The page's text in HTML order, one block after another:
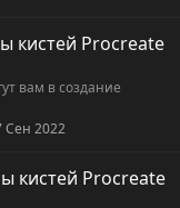
кистей Procreate
вам в создание
Сен 2022
кистей Procreate